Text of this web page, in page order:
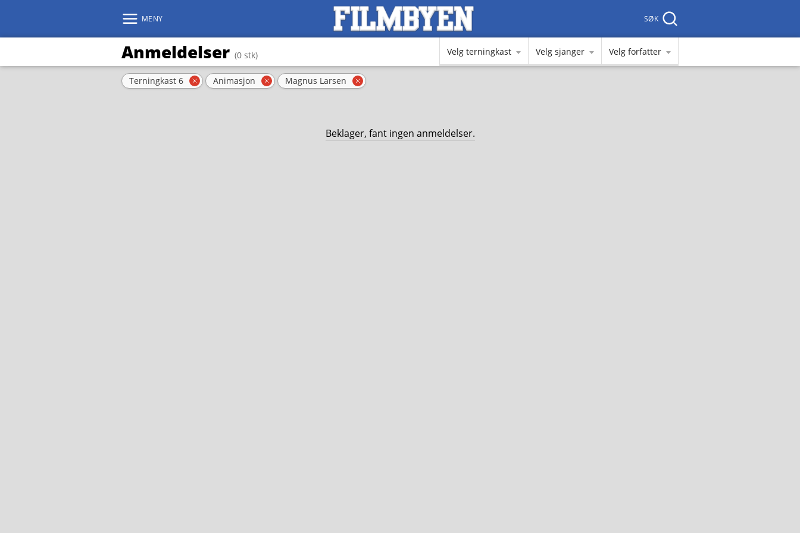
MENY SØK
Anmeldelser (0 stk) Velg terningkast Velg sjanger Velg forfatter
Aktive filter
Terningkast 6 Fjern filter
Animasjon Fjern filter
Magnus Larsen Fjern filter
Beklager, fant ingen anmeldelser.